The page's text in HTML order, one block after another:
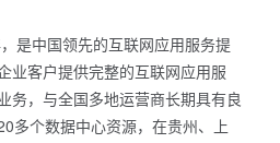
是中国领先的互联网应用服务提
业客户提供完整的互联网应用服
务，与全国多地运营商长期具有良
多个数据中心资源，在贵州、上